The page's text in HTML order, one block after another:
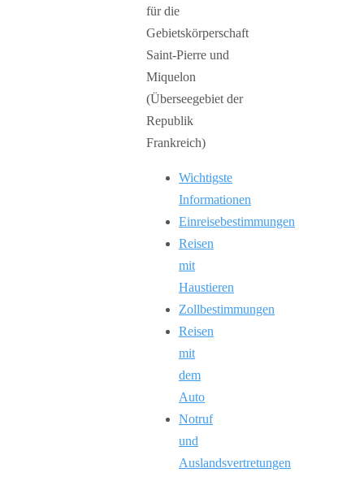
Wichtigste
Informationen
Einreisebestimmungen
Reisen
mit
Haustieren
Zollbestimmungen
Reisen
mit
dem
Auto
Notruf
und
Auslandsvertretungen